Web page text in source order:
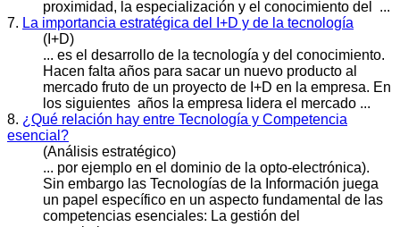
proximidad, la especialización y el conocimiento del ...
7. La importancia estratégica del I+D y de la tecnología
(I+D)
... es el desarrollo de la tecnología y del conocimiento.
Hacen falta años para sacar un nuevo producto al
mercado fruto de un proyecto de I+D en la empresa. En
los siguientes años la empresa lidera el mercado ...
8. ¿Qué relación hay entre Tecnología y Competencia
esencial?
(Análisis estratégico)
... por ejemplo en el dominio de la opto-electrónica).
Sin embargo las Tecnologías de la Información juega
un papel específico en un aspecto fundamental de las
competencias esenciales: La gestión del